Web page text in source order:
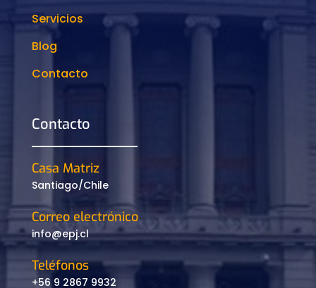
Servicios
Blog
Contacto
Contacto
Casa Matriz
Santiago/Chile
Correo electrónico
info@epj.cl
Teléfonos
+56 9 2867 9932